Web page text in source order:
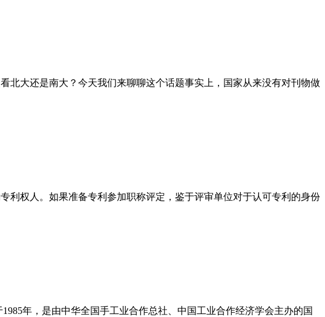
北大还是南大？今天我们来聊聊这个话题事实上，国家从来没有对刊物做
利权人。如果准备专利参加职称评定，鉴于评审单位对于认可专利的身份
年，是由中华全国手工业合作总社、中国工业合作经济学会主办的国